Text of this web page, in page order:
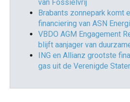
van Fossielvrij
Brabants zonnepark komt
financiering van ASN
VBDO AGM Engagement
blijft aanjager van
ING en Allianz grootste
gas uit de Verenigde